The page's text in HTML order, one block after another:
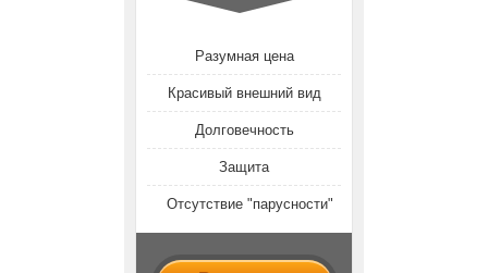
Разумная цена
Красивый внешний вид
Долговечность
Защита
Отсутствие "парусности"